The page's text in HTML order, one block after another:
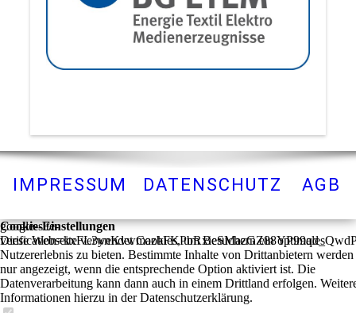
IMPRESSUM DATENSCHUTZ AGB
Cookie-Einstellungen
Diese Webseite verwendet Cookies, um Besuchern ein optimales
Nutzererlebnis zu bieten. Bestimmte Inhalte von Drittanbietern werden
nur angezeigt, wenn die entsprechende Option aktiviert ist. Die
Datenverarbeitung kann dann auch in einem Drittland erfolgen.
Informationen hierzu in der Datenschutzerklärung.
google-site-